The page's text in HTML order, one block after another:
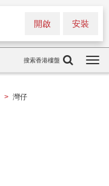
安裝
開啟
搜索香港樓盤
> 灣仔